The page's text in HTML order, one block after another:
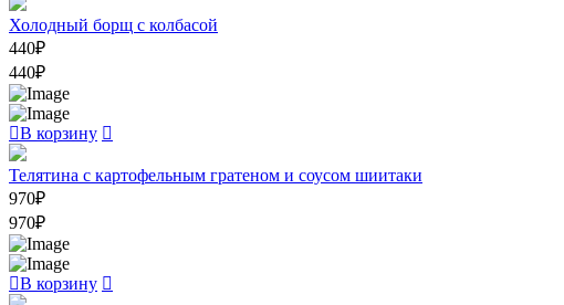
Холодный борщ с колбасой
440₽
440₽
В корзину
Телятина с картофельным гратеном и соусом шиитаки
970₽
970₽
В корзину